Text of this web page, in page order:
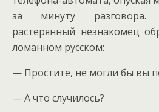
за минуту разговора.
растерянный незнакомец
ломанном русском:
— Простите, не могли бы вы
— А что случилось?